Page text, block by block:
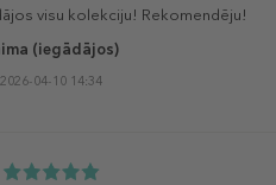
visu kolekciju! Rekomendēju!
(iegādājos)
2026-04-10 14:34